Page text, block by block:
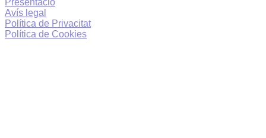
Presentació
Avís legal
Política de Privacitat
Política de Cookies